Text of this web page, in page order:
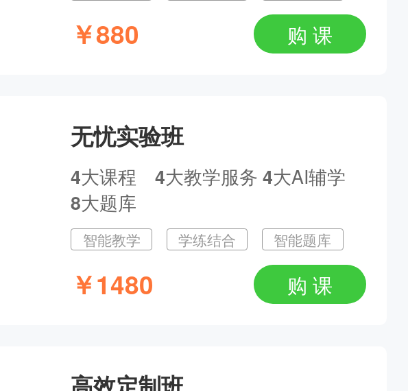
南苑陪你过医考：2025执业及主治医师备考指导
网报倒计时，2025初中级职称备考答疑专场
12-06 15:55--18:00
抓紧确认！2025卫生资格报名状态解读及新课答疑
11-28 18:55--21:00
￥880 购 课
无忧实验班
4大课程4大教学服务4大AI辅学
8大题库
智能教学 学练结合 智能题库
￥1480 购 课